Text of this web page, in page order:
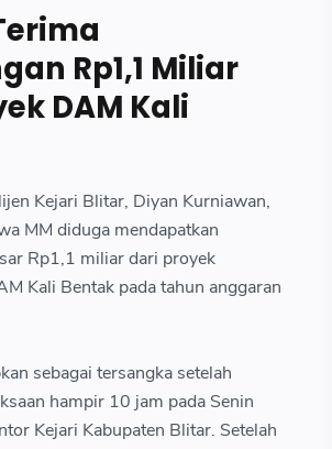
Rp1,1 Miliar
DAM Kali
Kejari Blitar, Diyan Kurniawan,
MM diduga mendapatkan
Rp1,1 miliar dari proyek
Kali Bentak pada tahun anggaran
sebagai tersangka setelah
hampir 10 jam pada Senin
Kejari Kabupaten Blitar. Setelah